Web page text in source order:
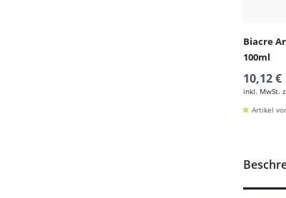
Biacre
100ml
10,12 €
inkl. MwSt.
Artikel